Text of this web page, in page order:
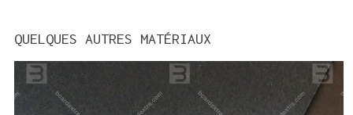
QUELQUES AUTRES MATÉRIAUX